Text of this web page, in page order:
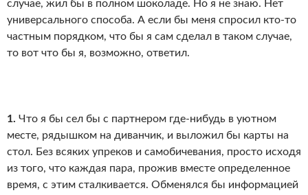
случае, жил бы в полном шоколаде. Но я не знаю. Нет
универсального способа. А если бы меня спросил кто-то
частным порядком, что бы я сам сделал в таком случае,
то вот что бы я, возможно, ответил.
1. Что я бы сел бы с партнером где-нибудь в уютном
месте, рядышком на диванчик, и выложил бы карты на
стол. Без всяких упреков и самобичевания, просто исходя
из того, что каждая пара, прожив вместе определенное
время, с этим сталкивается. Обменялся бы информацией